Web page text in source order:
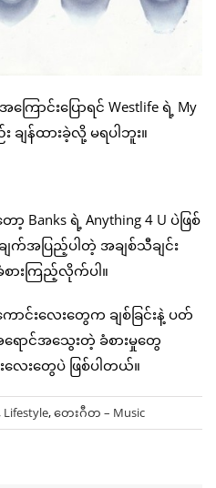
ောင်းပြောရင် Westlife ရဲ့ My
ျန်ထားခဲ့လို့ မရပါဘူး။
Banks ရဲ့ Anything 4 U ပဲဖြစ်
ျက်အပြည့်ပါတဲ့ အချစ်သီချင်း
ားကြည့်လိုက်ပါ။
ာင်းလေးတွေက ချစ်ခြင်းနဲ့ ပတ်
ာင်အသွေးတဲ့ ခံစားမှုတွေ
လေးတွေပဲ ဖြစ်ပါတယ်။
Lifestyle,တေးဂီတ – Music